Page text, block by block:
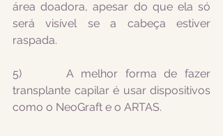
área doadora, apesar do que ela só
será visível se a cabeça estiver
raspada.
5)      A melhor forma de fazer
transplante capilar é usar dispositivos
como o NeoGraft e o ARTAS.